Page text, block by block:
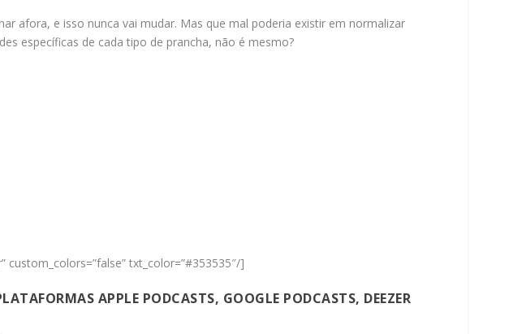
afora, e isso nunca vai mudar. Mas que mal poderia existir em normalizar
específicas de cada tipo de prancha, não é mesmo?
txt_color=”#353535″/]
APPLE PODCASTS, GOOGLE PODCASTS, DEEZER